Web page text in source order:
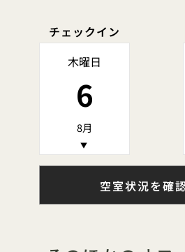
チェックイン
木曜日
6
8月
▼
空室状況を確